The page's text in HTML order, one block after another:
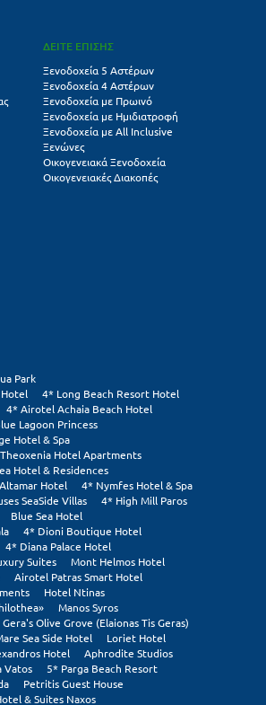
ΔΕΙΤΕ ΕΠΙΣΗΣ
Ξενοδοχεία 5 Αστέρων
Ξενοδοχεία 4 Αστέρων
Ξενοδοχεία με Πρωινό
Ξενοδοχεία με Ημιδιατροφή
Ξενοδοχεία με All Inclusive
Ξενώνες
Οικογενειακά Ξενοδοχεία
Οικογενειακές Διακοπές
Park
4* Long Beach Resort Hotel
4* Airotel Achaia Beach Hotel
Lagoon Princess
Hotel & Spa
Theoxenia Hotel Apartments
Hotel & Residences
Hotel
4* Nymfes Hotel & Spa
SeaSide Villas
4* High Mill Paros
Blue Sea Hotel
4* Dioni Boutique Hotel
4* Diana Palace Hotel
Suites
Mont Helmos Hotel
Airotel Patras Smart Hotel
Hotel Ntinas
Manos Syros
Gera's Olive Grove (Elaionas Tis Geras)
Sea Side Hotel
Loriet Hotel
Hotel
Aphrodite Studios
Vatos
5* Parga Beach Resort
Petritis Guest House
& Suites Naxos